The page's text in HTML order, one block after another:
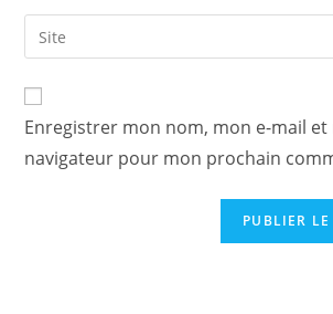
comment
email
address
comment
Saisir
l’URL
de
votre
site
(facultatif)
Enregistrer mon nom, mon e-mail
navigateur pour mon prochain